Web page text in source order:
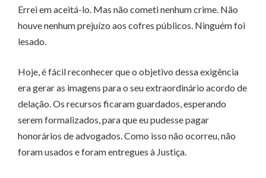
Errei em aceitá-lo. Mas não cometi nenhum crime. Não
houve nenhum prejuízo aos cofres públicos. Ninguém foi
lesado.
Hoje, é fácil reconhecer que o objetivo dessa exigência
era gerar as imagens para o seu extraordinário acordo de
delação. Os recursos ficaram guardados, esperando
serem formalizados, para que eu pudesse pagar
honorários de advogados. Como isso não ocorreu, não
foram usados e foram entregues à Justiça.